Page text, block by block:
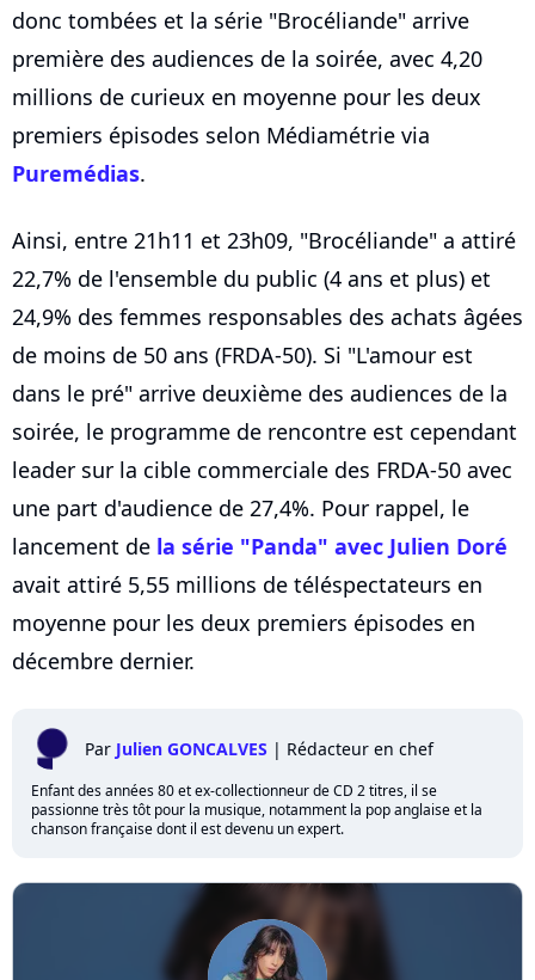
donc tombées et la série "Brocéliande" arrive
première des audiences de la soirée, avec 4,20
millions de curieux en moyenne pour les deux
premiers épisodes selon Médiamétrie via
Puremédias.
Ainsi, entre 21h11 et 23h09, "Brocéliande" a attiré
22,7% de l'ensemble du public (4 ans et plus) et
24,9% des femmes responsables des achats âgées
de moins de 50 ans (FRDA-50). Si "L'amour est
dans le pré" arrive deuxième des audiences de la
soirée, le programme de rencontre est cependant
leader sur la cible commerciale des FRDA-50 avec
une part d'audience de 27,4%. Pour rappel, le
lancement de la série "Panda" avec Julien Doré
avait attiré 5,55 millions de téléspectateurs en
moyenne pour les deux premiers épisodes en
décembre dernier.
Par Julien GONCALVES | Rédacteur en chef
Enfant des années 80 et ex-collectionneur de CD 2 titres, il se
passionne très tôt pour la musique, notamment la pop anglaise et la
chanson française dont il est devenu un expert.